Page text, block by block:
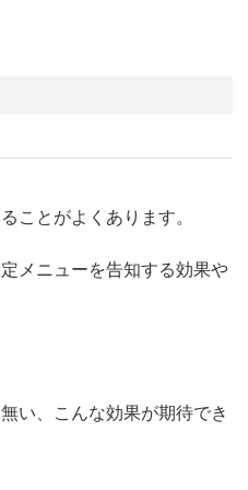
ことがよくあります。
メニューを告知する効果や
い、こんな効果が期待でき